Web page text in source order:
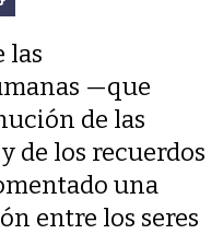
las
—que
de las
de los recuerdos
una
entre los seres